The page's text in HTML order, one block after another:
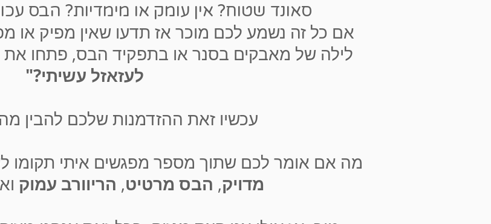
סאונד שטוח? אין עומק או מימדיות? הבס
אם כל זה נשמע לכם מוכר אז תדעו שאין מפיק או
לילה של מאבקים בסנר או בתפקיד הבס, פתחו
לעזאזל עשיתי?"
עכשיו זאת ההזדמנות שלכם להבין
מה אם אומר לכם שתוך מספר מפגשים איתי תקומו
מדויק, הבס מרטיט, הריוורב עמוק